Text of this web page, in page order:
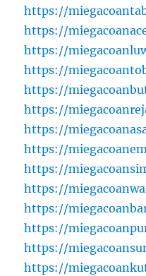
https://
https://
https://
https://
https://
https://
https://
https://
https://
https://
https://
https://
https://
https://